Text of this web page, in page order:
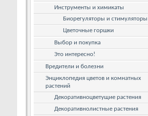
Инструменты и химикаты
Биорегуляторы и стимуляторы
Цветочные горшки
Выбор и покупка
Это интересно!
Вредители и болезни
Энциклопедия цветов и комнатных
растений
Декоративноцветущие растения
Декоративнолистные растения